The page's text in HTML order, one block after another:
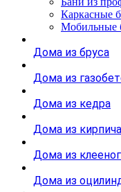
Каркасные
Мобильные
Дома из бруса
Дома из
Дома из кедра
Дома из кирпича
Дома из
Дома из